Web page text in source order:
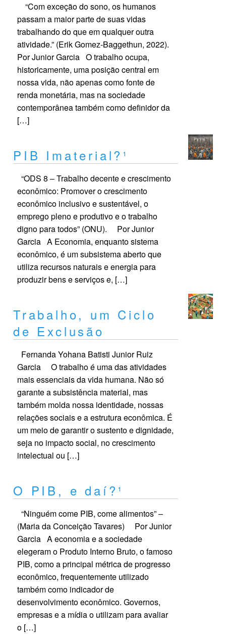
“Com exceção do sono, os humanos
passam a maior parte de suas vidas
trabalhando do que em qualquer outra
atividade.” (Erik Gomez-Baggethun, 2022).
Por Junior Garcia O trabalho ocupa,
historicamente, uma posição central em
nossa vida, não apenas como fonte de
renda monetária, mas na sociedade
contemporânea também como definidor da
[…]
PIB Imaterial?¹
“ODS 8 – Trabalho decente e crescimento
econômico: Promover o crescimento
econômico inclusivo e sustentável, o
emprego pleno e produtivo e o trabalho
digno para todos” (ONU). Por Junior
Garcia A Economia, enquanto sistema
econômico, é um subsistema aberto que
utiliza recursos naturais e energia para
produzir bens e serviços e, […]
Trabalho, um Ciclo
de Exclusão
Fernanda Yohana Batisti Junior Ruiz
Garcia O trabalho é uma das atividades
mais essenciais da vida humana. Não só
garante a subsistência material, mas
também molda nossa identidade, nossas
relações sociais e a estrutura econômica. É
um meio de garantir o sustento e dignidade,
seja no impacto social, no crescimento
intelectual ou […]
O PIB, e daí?¹
“Ninguém come PIB, come alimentos” –
(Maria da Conceição Tavares) Por Junior
Garcia A economia e a sociedade
elegeram o Produto Interno Bruto, o famoso
PIB, como a principal métrica de progresso
econômico, frequentemente utilizado
também como indicador de
desenvolvimento econômico. Governos,
empresas e a mídia o utilizam para avaliar
o […]